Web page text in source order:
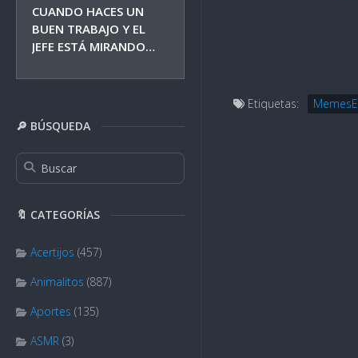
CUANDO HACES UN
BUEN TRABAJO Y EL
JEFE ESTÁ MIRANDO…
🔎 BÚSQUEDA
🔖 CATEGORÍAS
Acertijos (457)
Animalitos (887)
Aportes (135)
ASMR (3)
Etiquetas: